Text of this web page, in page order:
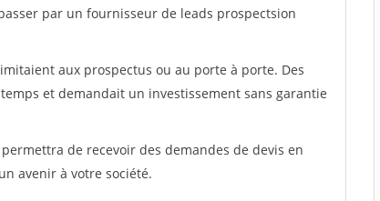
par un fournisseur de leads prospectsion
aux prospectus ou au porte à porte. Des
et demandait un investissement sans garantie
de recevoir des demandes de devis en
avenir à votre société.